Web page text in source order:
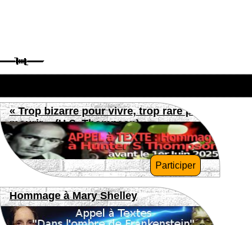
« Trop bizarre pour vivre, trop rare pour
mourir » (H.S. Thompson)
Participer
Hommage à Mary Shelley